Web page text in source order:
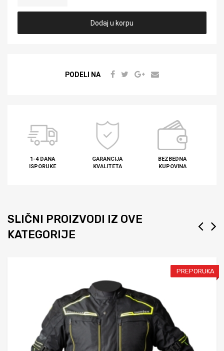
Dodaj u korpu
PODELI NA
1-4 DANA
ISPORUKE
GARANCIJA
KVALITETA
BEZBEDNA
KUPOVINA
SLIČNI PROIZVODI IZ OVE
KATEGORIJE
PREPORUKA